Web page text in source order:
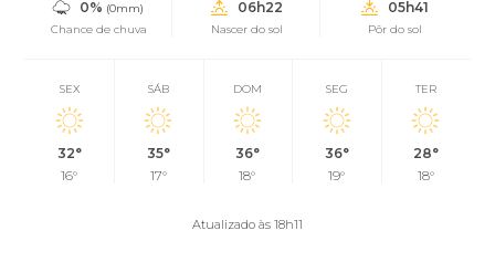
0% (0mm)
Chance de chuva
06h22
Nascer do sol
05h41
Pôr do sol
SEX
32°
16°
SÁB
35°
17°
DOM
36°
18°
SEG
36°
19°
TER
28°
18°
Atualizado às 18h11